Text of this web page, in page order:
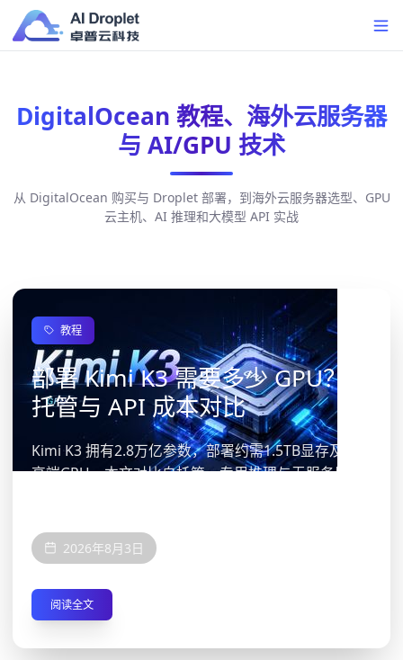
DigitalOcean 教程、海外云服务器
与 AI/GPU 技术
从 DigitalOcean 购买与 Droplet 部署，到海外云服务器选型、GPU
云主机、AI 推理和大模型 API 实战
教程
部署 Kimi K3 需要多少 GPU？自
托管与 API 成本对比
Kimi K3 拥有2.8万亿参数，部署约需1.5TB显存及8张
高端GPU。本文对比自托管、专用推理与无服务器API
2026年8月3日
阅读全文